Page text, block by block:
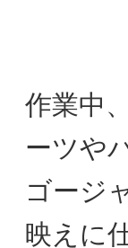
作業中
ーツや
ゴージ
映えに